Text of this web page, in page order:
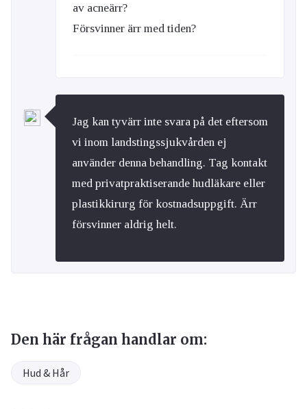
av acneärr?
Försvinner ärr med tiden?
Jag kan tyvärr inte svara på det eftersom
vi inom landstingssjukvården ej
använder denna behandling. Tag kontakt
med privatpraktiserande hudläkare eller
plastikkirurg för kostnadsuppgift. Ärr
försvinner aldrig helt.
Den här frågan handlar om:
Hud & Hår